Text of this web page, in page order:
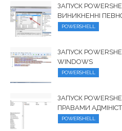
ЗАПУСК
ВИНИКНЕННІ
POWERSHELL
ЗАПУСК
WINDOWS
POWERSHELL
ЗАПУСК
ПРАВАМИ
POWERSHELL